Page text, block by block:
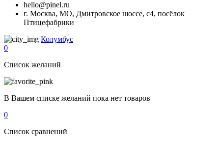
hello@pinel.ru
г. Москва, МО, Дмитровское шоссе, с4, посёлок
Птицефабрики
Колумбус
0
Список желаний
В Вашем списке желаний пока нет товаров
0
Список сравнений